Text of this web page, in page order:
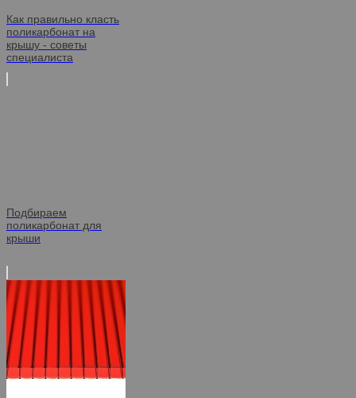
Как правильно класть
поликарбонат на
крышу - советы
специалиста
Подбираем
поликарбонат для
крыши